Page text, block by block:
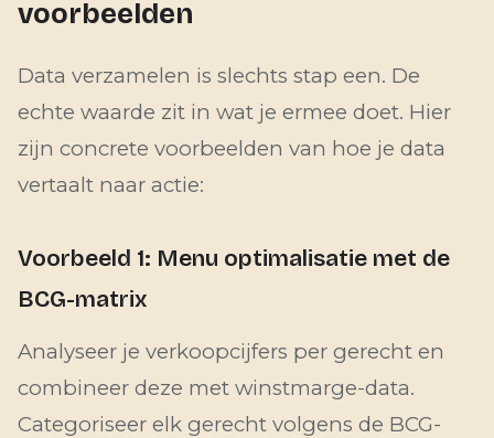
voorbeelden
Data verzamelen is slechts stap een. De
echte waarde zit in wat je ermee doet. Hier
zijn concrete voorbeelden van hoe je data
vertaalt naar actie:
Voorbeeld 1: Menu optimalisatie met de
BCG-matrix
Analyseer je verkoopcijfers per gerecht en
combineer deze met winstmarge-data.
Categoriseer elk gerecht volgens de BCG-